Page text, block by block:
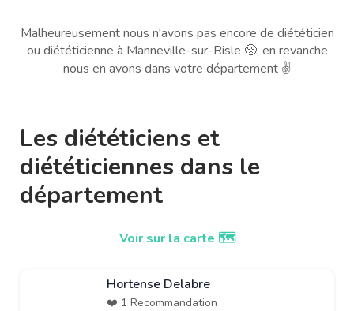
Malheureusement nous n'avons pas encore de diététicien
ou diététicienne à Manneville-sur-Risle 🥺, en revanche
nous en avons dans votre département ✌️
Les diététiciens et
diététiciennes dans le
département
Voir sur la carte 🗺️
Hortense Delabre
❤️ 1 Recommandation